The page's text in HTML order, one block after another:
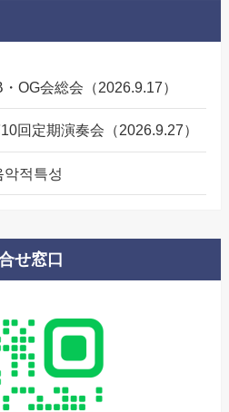
OG会総会（2026.9.17）
回定期演奏会（2026.9.27）
악적특성
せ窓口